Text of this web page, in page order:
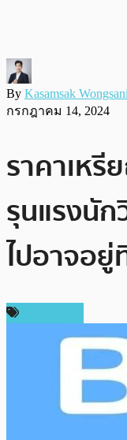
By Kasamsak
กรกฎาคม 14, 2024
ราคาเห
รุนแรงนัก
ไปอาจอยู่